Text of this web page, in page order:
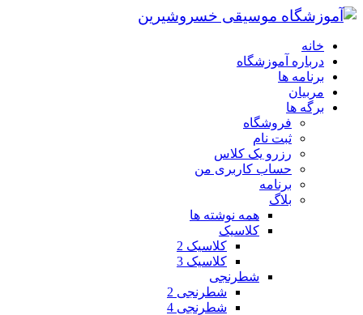
خانه
درباره آموزشگاه
برنامه ها
مربیان
برگه ها
فروشگاه
ثبت نام
رزرو یک کلاس
حساب کاربری من
برنامه
بلاگ
همه نوشته ها
کلاسیک
کلاسیک 2
کلاسیک 3
شطرنجی
شطرنجی 2
شطرنجی 4